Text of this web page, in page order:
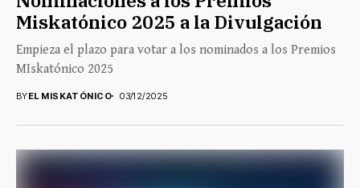
Miskatónico 2025 a la Divulgación
Empieza el plazo para votar a los nominados a los Premios
MIskatónico 2025
BYEL MISKATÓNICO 03/12/2025